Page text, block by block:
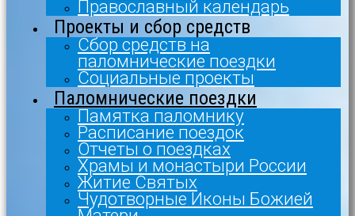
Православный календарь
Проекты и сбор средств
Сбор средств на
паломнические поездки
Социальные проекты
Паломнические поездки
Памятка паломнику
Расписание поездок
Отчеты о поездках
Храмы и монастыри России
Житие Святых
Чудотворные Иконы Божией